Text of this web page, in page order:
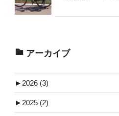
アーカイブ
► 2026 (3)
► 2025 (2)